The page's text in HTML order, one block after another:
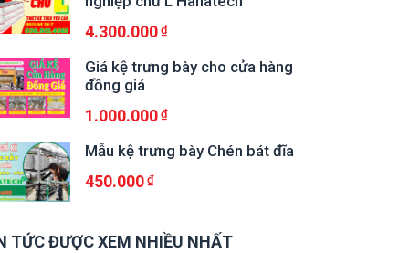
4.300.000
Giá kệ trưng bày cho cửa hàng
đồng giá
1.000.000
Mẫu kệ trưng bày Chén bát đĩa
450.000
TỨC ĐƯỢC XEM NHIỀU NHẤT